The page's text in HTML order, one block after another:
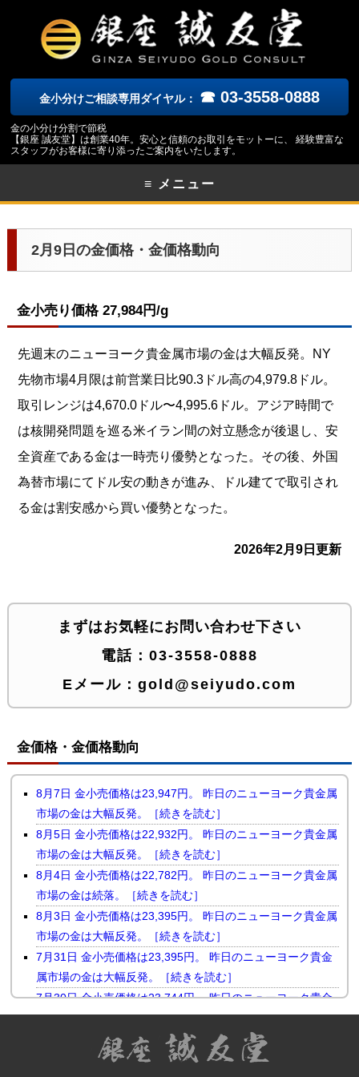
金小分けご相談専用ダイヤル： ☎ 03-3558-0888
金の小分け分割で節税
【銀座 誠友堂】は創業40年。安心と信頼のお取引をモットーに、 経験豊富な
スタッフがお客様に寄り添ったご案内をいたします。
≡ メニュー
2月9日の金価格・金価格動向
金小売り価格 27,984円/g
先週末のニューヨーク貴金属市場の金は大幅反発。NY
先物市場4月限は前営業日比90.3ドル高の4,979.8ドル。
取引レンジは4,670.0ドル〜4,995.6ドル。アジア時間で
は核開発問題を巡る米イラン間の対立懸念が後退し、安
全資産である金は一時売り優勢となった。その後、外国
為替市場にてドル安の動きが進み、ドル建てで取引され
る金は割安感から買い優勢となった。
2026年2月9日更新
まずはお気軽にお問い合わせ下さい
電話： 03-3558-0888
Eメール： gold@seiyudo.com
金価格・金価格動向
8月7日 金小売価格は23,947円。 昨日のニューヨーク貴金属
市場の金は大幅反発。［続きを読む］
8月5日 金小売価格は22,932円。 昨日のニューヨーク貴金属
市場の金は大幅反発。［続きを読む］
8月4日 金小売価格は22,782円。 昨日のニューヨーク貴金属
市場の金は続落。［続きを読む］
8月3日 金小売価格は23,395円。 昨日のニューヨーク貴金属
市場の金は大幅反発。［続きを読む］
7月31日 金小売価格は23,395円。 昨日のニューヨーク貴金
属市場の金は大幅反発。［続きを読む］
7月30日 金小売価格は23,744円。 昨日のニューヨーク貴金
属市場の金は小幅続落。［続きを読む］
7月29日 金小売価格は23,510円。 昨日のニューヨーク貴金
属市場の金は反落。［続きを読む］